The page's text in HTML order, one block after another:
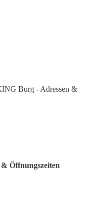
Burg - Adressen &
Öffnungszeiten